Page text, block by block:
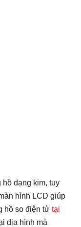
dạng kim, tuy
hình LCD giúp
hồ so điện tử tại
địa hình mà